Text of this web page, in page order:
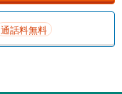
通話料無料